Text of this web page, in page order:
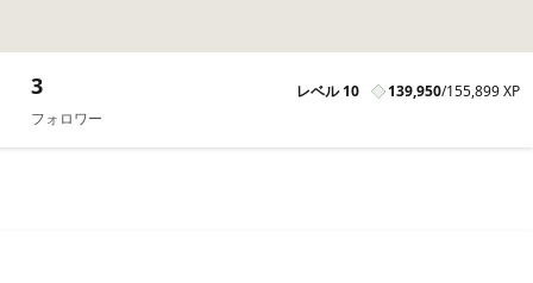
フォロワー
3 レベル 10 139,950/155,899 XP